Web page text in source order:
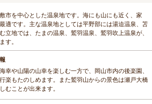
市を中心とした温泉地です。海にも山にも近く、家
適です。主な温泉地としては平野部には湯迫温泉、苫
立地では、たまの温泉、鷲羽温泉、鷲羽吹上温泉が、
す。
幸や山陽の山幸を楽しむ一方で、岡山市内の後楽園、
楽もたのしめます。また鷲羽山からの景色は瀬戸大橋
むことが出来ます。